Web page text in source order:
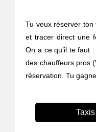
Tu veux réserver
et tracer direct une
On a ce qu’il te faut
des chauffeurs pros
réservation. Tu